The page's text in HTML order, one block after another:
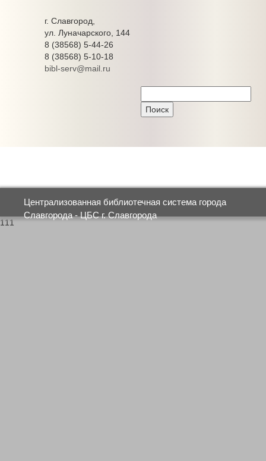
г. Славгород,
ул. Луначарского, 144
8 (38568) 5-44-26
8 (38568) 5-10-18
bibl-serv@mail.ru
Централизованная библиотечная система города
Славгорода - ЦБС г. Славгорода
111